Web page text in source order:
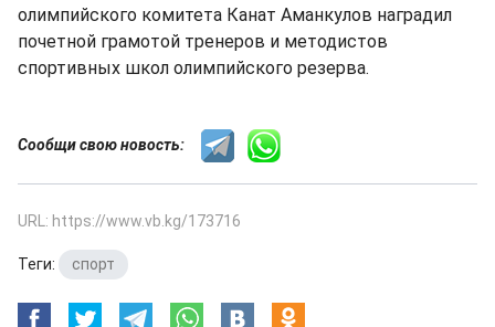
олимпийского комитета Канат Аманкулов наградил
почетной грамотой тренеров и методистов
спортивных школ олимпийского резерва.
Сообщи свою новость:
URL: https://www.vb.kg/173716
Теги: спорт